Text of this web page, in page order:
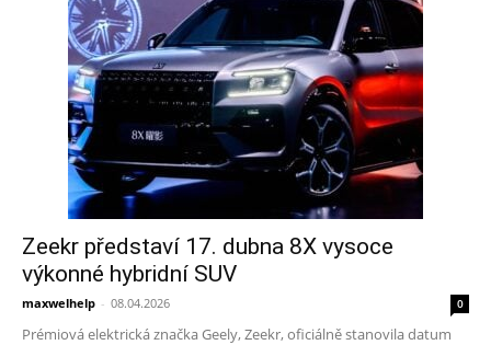
Zeekr představí 17. dubna 8X vysoce
výkonné hybridní SUV
maxwelhelp - 08.04.2026 0
Prémiová elektrická značka Geely, Zeekr, oficiálně stanovila datum